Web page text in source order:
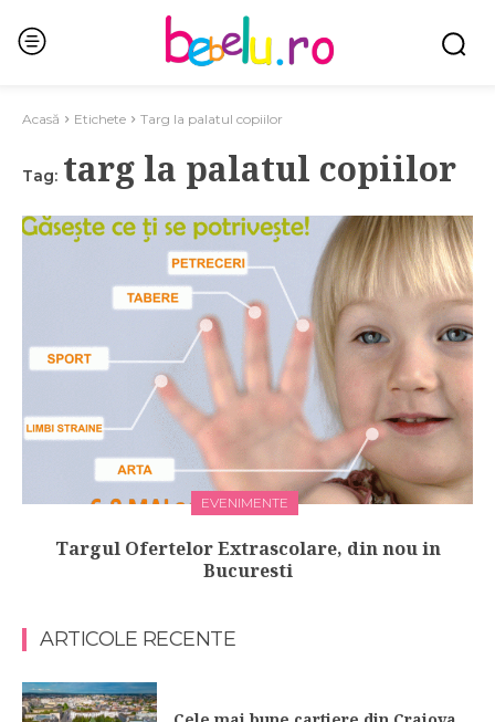
Acasă Etichete Targ la palatul copiilor
Tag: targ la palatul copiilor
EVENIMENTE
Targul Ofertelor Extrascolare, din nou in
Bucuresti
ARTICOLE RECENTE